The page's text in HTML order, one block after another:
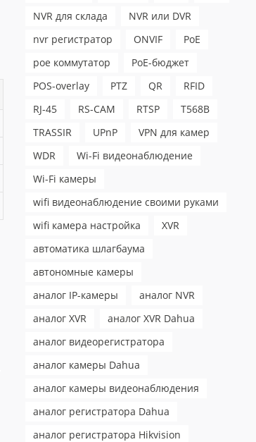
NVR для склада
NVR или DVR
nvr регистратор
ONVIF
PoE
poe коммутатор
PoE-бюджет
POS-overlay
PTZ QR
RFID
RJ-45
RS-CAM RTSP
T568B
TRASSIR
UPnP
VPN для камер
WDR
Wi-Fi видеонаблюдение
Wi-Fi камеры
wifi видеонаблюдение своими руками
wifi камера настройка
XVR
автоматика шлагбаума
автономные камеры
аналог IP-камеры
аналог NVR
аналог XVR
аналог XVR Dahua
аналог видеорегистратора
аналог камеры Dahua
аналог камеры видеонаблюдения
аналог регистратора Dahua
аналог регистратора Hikvision